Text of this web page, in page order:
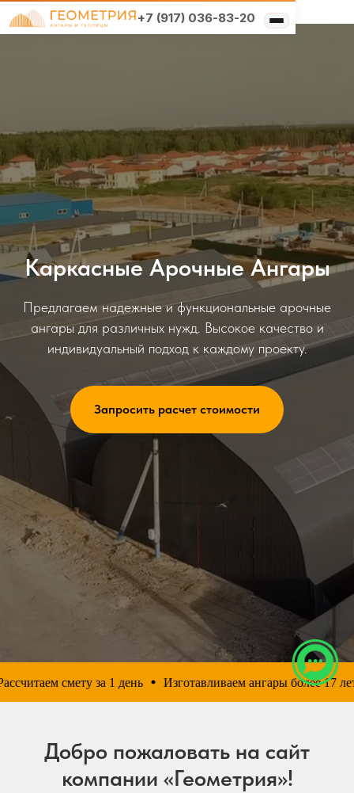
+7 (917) 036-83-20
О компании
Реализованные проекты
Нижний Новгород и область
Москва и область
Санкт-Петербург и
область
Нижний Новгород и
Самара и область
Каркасные Арочные Ангары
Предлагаем надежные и функциональные арочные
ангары для различных нужд. Высокое качество и
индивидуальный подход к каждому проекту.
Запросить расчет стоимости
смету за 1 день Изготавливаем ангары более 17 лет
Добро пожаловать на сайт
компании «Геометрия»!